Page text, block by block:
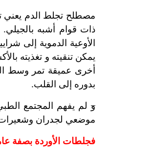
مصطلح تجلط الدم يعني
ذات قوام أشبه
الأوعية الدموية إلى
يمكن تنقيته و تغذيته
أخرى عميقة تمر وسط
بدوره إلى القلب.
و لم يفهم المجتمع
موضعي لجدران وشعيرات
فجلطات الأوردة بصفة